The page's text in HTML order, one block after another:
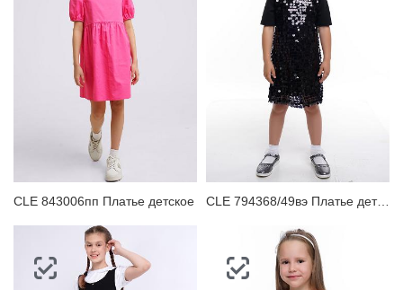
CLE 843006пп Платье детское CLE 794368/49вэ Платье детское